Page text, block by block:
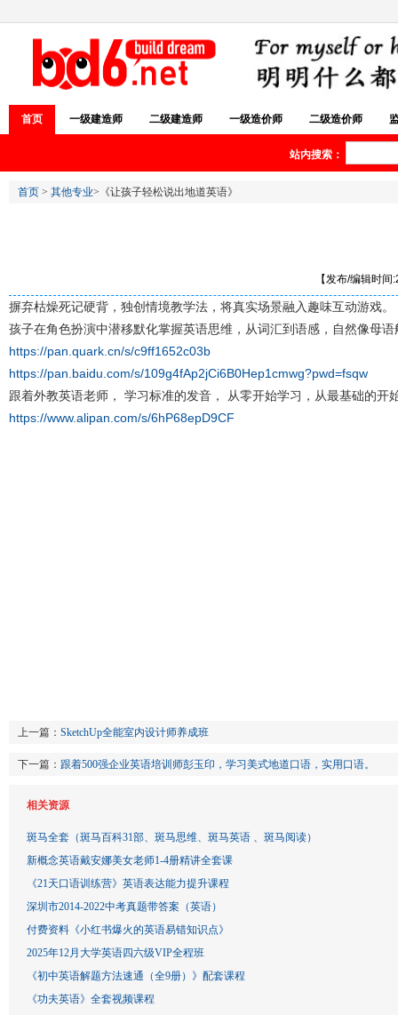
首页 一级建造师 二级建造师 一级造价师 二级造价师
站内搜索：
首页 > 其他专业>《让孩子轻松说出地道英语》
【发布/编辑时
摒弃枯燥死记硬背，独创情境教学法，将真实场景融入趣味互动游戏。
孩子在角色扮演中潜移默化掌握英语思维，从词汇到语感，自然像母
https://pan.quark.cn/s/c9ff1652c03b
https://pan.baidu.com/s/109g4fAp2jCi6B0Hep1cmwg?pwd=fsqw
跟着外教英语老师， 学习标准的发音， 从零开始学习，从最基础的开
https://www.alipan.com/s/6hP68epD9CF
上一篇： SketchUp全能室内设计师养成班
下一篇： 跟着500强企业英语培训师彭玉印，学习美式地道口语，实用口语。
相关资源
斑马全套（斑马百科31部、斑马思维、斑马英语 、斑马阅读）
新概念英语戴安娜美女老师1-4册精讲全套课
《21天口语训练营》英语表达能力提升课程
深圳市2014-2022中考真题带答案（英语）
付费资料《小红书爆火的英语易错知识点》
2025年12月大学英语四六级VIP全程班
《初中英语解题方法速通（全9册）》配套课程
《功夫英语》全套视频课程